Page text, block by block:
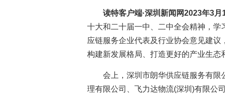
读特客户端·深圳新闻网2023年3月
十大和二十届一中、二中全会精神，
应链服务企业代表及行业协会意见建
构建新发展格局、打造更好的产业生态
会上，深圳市朗华供应链服务有
理有限公司、飞力达物流(深圳)有限公